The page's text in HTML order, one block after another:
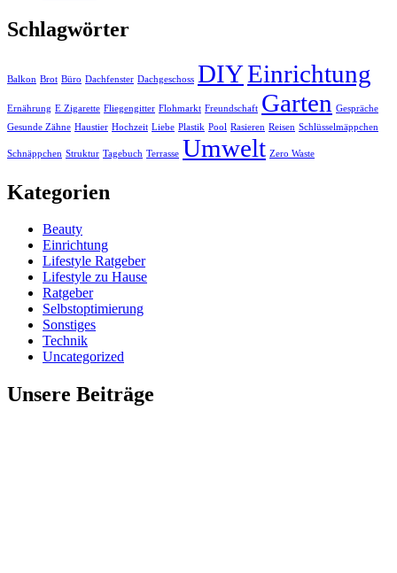
Schlagwörter
Balkon Brot Büro Dachfenster Dachgeschoss DIYEinrichtung
Ernährung E Zigarette Fliegengitter Flohmarkt Freundschaft Garten Gespräche
Gesunde Zähne Haustier Hochzeit Liebe Plastik Pool Rasieren Reisen Schlüsselmäppchen
Schnäppchen Struktur Tagebuch Terrasse Umwelt Zero Waste
Kategorien
Beauty
Einrichtung
Lifestyle Ratgeber
Lifestyle zu Hause
Ratgeber
Selbstoptimierung
Sonstiges
Technik
Uncategorized
Unsere Beiträge